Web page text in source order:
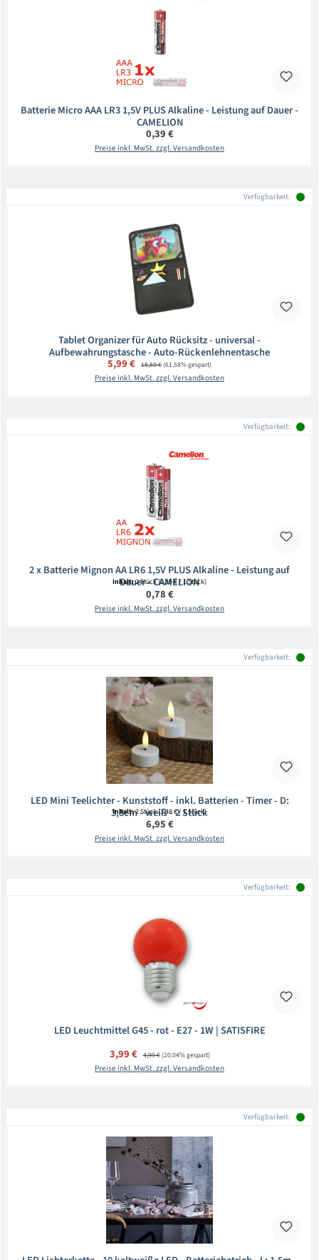
Batterie Micro AAA LR3 1,5V PLUS Alkaline - Leistung auf Dauer -
CAMELION
Regulärer Preis:
0,39 €
Preise inkl. MwSt. zzgl. Versandkosten
Verfügbarkeit:
Tablet Organizer für Auto Rücksitz - universal -
Aufbewahrungstasche - Auto-Rückenlehnentasche
Verkaufspreis:
5,99 € Regulärer Preis:
15,59 €(61.58% gespart)
Preise inkl. MwSt. zzgl. Versandkosten
Verfügbarkeit:
2 x Batterie Mignon AA LR6 1,5V PLUS Alkaline - Leistung auf
Dauer - CAMELION
Inhalt:2 Stück(0,39 € / 1 Stück)
Regulärer Preis:
0,78 €
Preise inkl. MwSt. zzgl. Versandkosten
Verfügbarkeit:
LED Mini Teelichter - Kunststoff - inkl. Batterien - Timer - D:
3,8cm - weiß - 2 Stück
Inhalt:2 Stück(3,48 € / 1 Stück)
Regulärer Preis:
6,95 €
Preise inkl. MwSt. zzgl. Versandkosten
Verfügbarkeit:
LED Leuchtmittel G45 - rot - E27 - 1W | SATISFIRE
Verkaufspreis:
3,99 € Regulärer Preis:
4,99 €(20.04% gespart)
Preise inkl. MwSt. zzgl. Versandkosten
Verfügbarkeit: